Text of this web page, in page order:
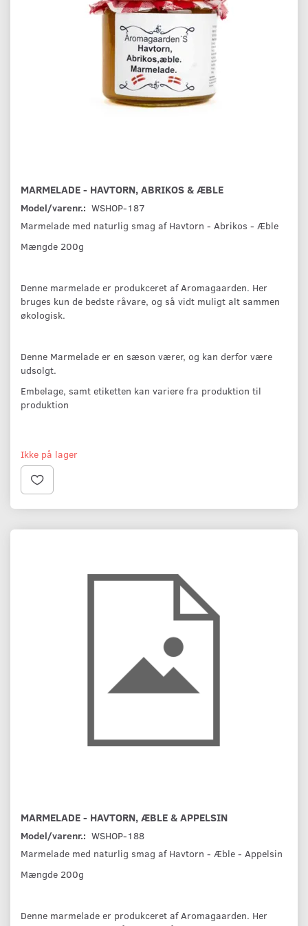
MARMELADE - HAVTORN, ABRIKOS & ÆBLE
Model/varenr.: WSHOP-187
Marmelade med naturlig smag af Havtorn - Abrikos - Æble
Mængde 200g
Denne marmelade er produkceret af Aromagaarden. Her
bruges kun de bedste råvare, og så vidt muligt alt sammen
økologisk.
Denne Marmelade er en sæson værer, og kan derfor være
udsolgt.
Embelage, samt etiketten kan variere fra produktion til
produktion
Ikke på lager
MARMELADE - HAVTORN, ÆBLE & APPELSIN
Model/varenr.: WSHOP-188
Marmelade med naturlig smag af Havtorn - Æble - Appelsin
Mængde 200g
Denne marmelade er produkceret af Aromagaarden. Her